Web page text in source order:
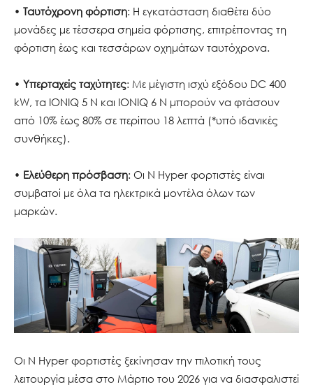
• Ταυτόχρονη φόρτιση: Η εγκατάσταση διαθέτει δύο
μονάδες με τέσσερα σημεία φόρτισης, επιτρέποντας τη
φόρτιση έως και τεσσάρων οχημάτων ταυτόχρονα.
• Υπερταχείς ταχύτητες: Με μέγιστη ισχύ εξόδου DC 400
kW, τα IONIQ 5 N και IONIQ 6 N μπορούν να φτάσουν
από 10% έως 80% σε περίπου 18 λεπτά (*υπό ιδανικές
συνθήκες).
• Ελεύθερη πρόσβαση: Οι N Hyper φορτιστές είναι
συμβατοί με όλα τα ηλεκτρικά μοντέλα όλων των
μαρκών.
Οι N Hyper φορτιστές ξεκίνησαν την πιλοτική τους
λειτουργία μέσα στο Μάρτιο του 2026 για να διασφαλιστεί